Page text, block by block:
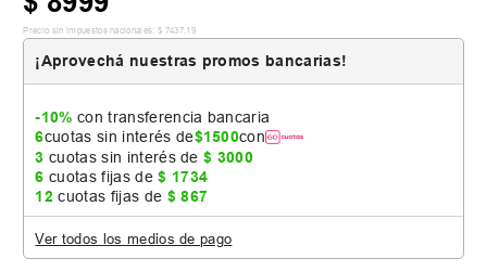
Precio sin impuestos nacionales: $ 7437, 19
¡Aprovechá nuestras promos bancarias!
-10% con transferencia bancaria
6cuotas sin interés de$1500con
3 cuotas sin interés de$ 3000
6 cuotas fijas de$ 1734
12 cuotas fijas de $ 867
Ver todos los medios de pago